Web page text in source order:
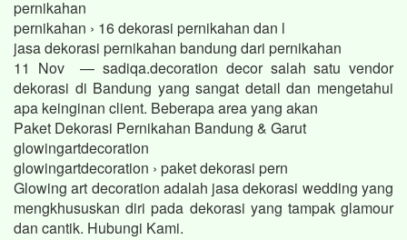
pernikahan
pernikahan › 16 dekorasi pernikahan dan l
jasa dekorasi pernikahan bandung dari pernikahan
11 Nov — sadiqa.decoration decor salah satu vendor
dekorasi di Bandung yang sangat detail dan mengetahui
apa keinginan client. Beberapa area yang akan
Paket Dekorasi Pernikahan Bandung & Garut
glowingartdecoration
glowingartdecoration › paket dekorasi pern
Glowing art decoration adalah jasa dekorasi wedding yang
mengkhususkan diri pada dekorasi yang tampak glamour
dan cantik. Hubungi Kami.